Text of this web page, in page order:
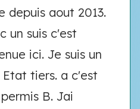
depuis aout 2013.
un suis c'est
ici. Je suis un
Etat tiers. a c'est
B. Jai